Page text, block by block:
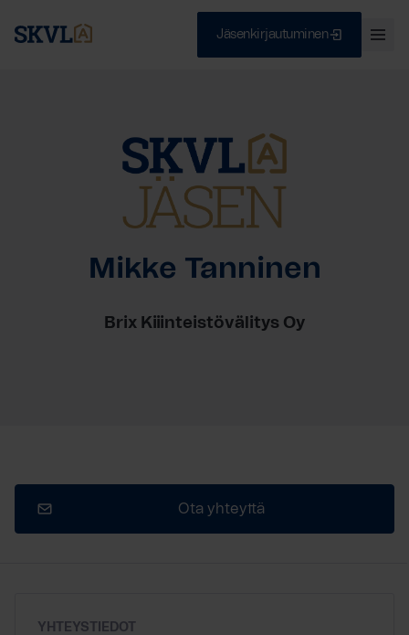
Jäsenkirjautuminen
Mikke Tanninen
Brix Kiiinteistövälitys Oy
Ota yhteyttä
YHTEYSTIEDOT